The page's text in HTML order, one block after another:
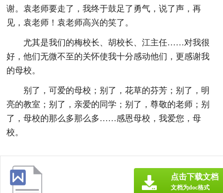
谢。袁老师要走了，我终于鼓足了勇气，说了声，再
见，袁老师！袁老师高兴的笑了。
尤其是我们的梅校长、胡校长、江主任……对我很
好，他们无微不至的关怀使我十分感动他们，更感谢我
的母校。
别了，可爱的母校；别了，花草的芬芳；别了，明
亮的教室；别了，亲爱的同学；别了，尊敬的老师；别
了，母校的那么多那么多……感恩母校，我爱您，母
校。
点击下载文档
文档为doc格式